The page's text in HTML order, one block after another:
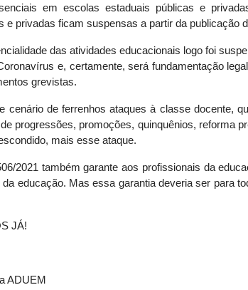
em escolas estaduais públicas e
e privadas ficam suspensas a partir da publicação
das atividades educacionais logo foi
e, certamente, será fundamentação
grevistas.
cenário de ferrenhos ataques à classe docente,
progressões, promoções, quinquênios, reforma
mais esse ataque.
2021 também garante aos profissionais da
educação. Mas essa garantia deveria ser para
JÁ!
ADUEM